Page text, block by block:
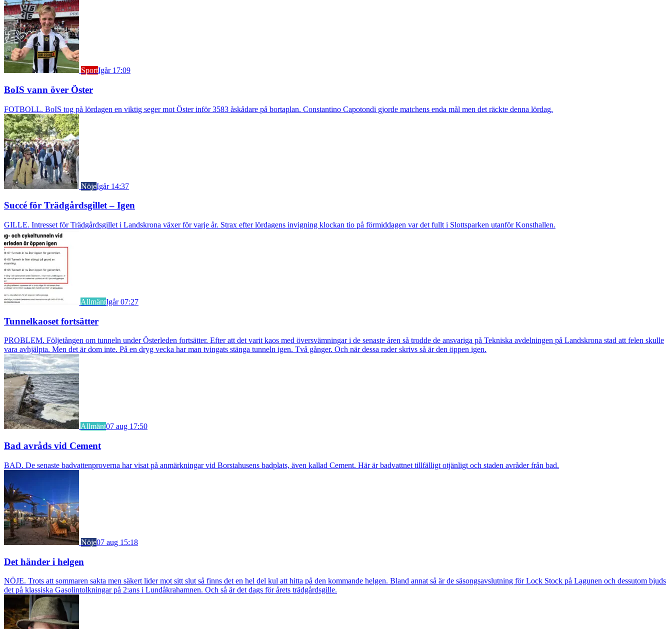
SportIgår 17:09
BoIS vann över Öster
FOTBOLL. BoIS tog på lördagen en viktig seger mot Öster inför 3583 åskådare på bortaplan. Constantino Capotondi gjorde matchens enda mål men det räckte denna lördag.
NöjeIgår 14:37
Succé för Trädgårdsgillet – Igen
GILLE. Intresset för Trädgårdsgillet i Landskrona växer för varje år. Strax efter lördagens invigning klockan tio på förmiddagen var det fullt i Slottsparken utanför Konsthallen.
AllmäntIgår 07:27
Tunnelkaoset fortsätter
PROBLEM. Följetången om tunneln under Österleden fortsätter. Efter att det varit kaos med översvämningar i de senaste åren så trodde de ansvariga på Tekniska avdelningen på Landskrona stad att felen skulle
vara avhjälpta. Men det är dom inte. På en dryg vecka har man tvingats stänga tunneln igen. Två gånger. Och när dessa rader skrivs så är den öppen igen.
Allmänt07 aug 17:50
Bad avråds vid Cement
BAD. De senaste badvattenproverna har visat på anmärkningar vid Borstahusens badplats, även kallad Cement. Här är badvattnet tillfälligt otjänligt och staden avråder från bad.
Nöje07 aug 15:18
Det händer i helgen
NÖJE. Trots att sommaren sakta men säkert lider mot sitt slut så finns det en hel del kul att hitta på den kommande helgen. Bland annat så är de säsongsavslutning för Lock Stock på Lagunen och dessutom bjuds
det på klassiska Gasolintolkningar på 2:ans i Lundåkrahamnen. Och så är det dags för årets trädgårdsgille.